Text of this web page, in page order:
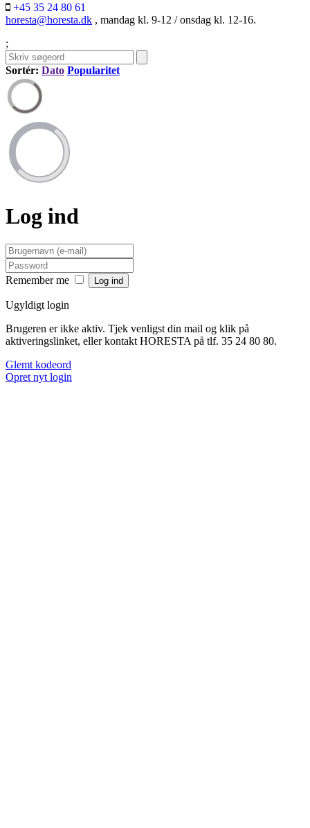
+45 35 24 80 61
horesta@horesta.dk , mandag kl. 9-12 / onsdag kl. 12-16.
;
Sortér: Dato Popularitet
Log ind
Remember me
Ugyldigt login
Brugeren er ikke aktiv. Tjek venligst din mail og klik på
aktiveringslinket, eller kontakt HORESTA på tlf. 35 24 80 80.
Glemt kodeord
Opret nyt login